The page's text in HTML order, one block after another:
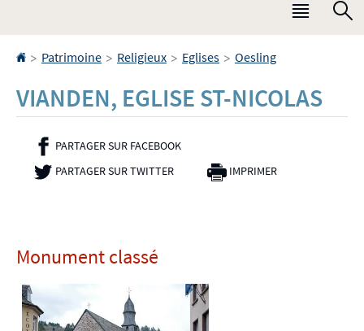
Menu
Accueil
> Patrimoine > Religieux > Eglises > Oesling
VIANDEN, EGLISE ST-NICOLAS
PARTAGER SUR FACEBOOK- NOUVELLE FENÊTRE
PARTAGER SUR TWITTER- NOUVELLE FENÊTRE
IMPRIMER
Monument classé